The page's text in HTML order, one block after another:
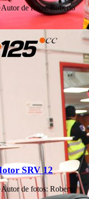
Autor de fotos: Roberto
SRV 12
Autor de fotos: Roberto